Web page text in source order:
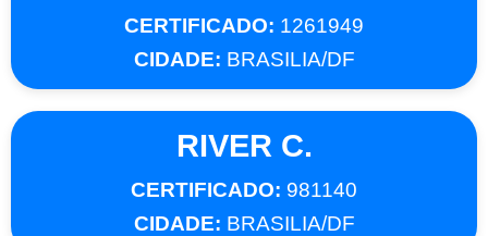
CERTIFICADO: 1261949
CIDADE: BRASILIA/DF
RIVER C.
CERTIFICADO: 981140
CIDADE: BRASILIA/DF